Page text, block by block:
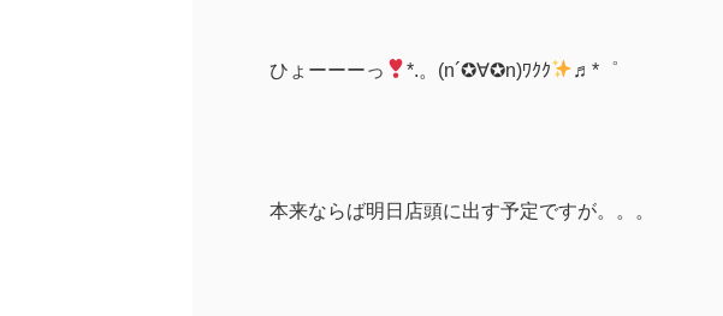
ひょーーーっ *.。(n´✪∀✪n)ﾜｸｸ ♬*゜
本来ならば明日店頭に出す予定ですが。。。